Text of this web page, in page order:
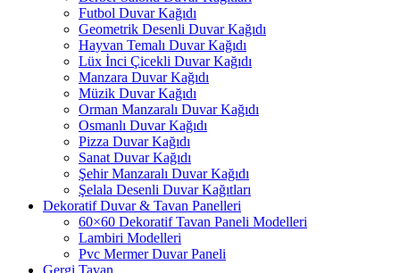
Futbol Duvar Kağıdı
Geometrik Desenli Duvar Kağıdı
Hayvan Temalı Duvar Kağıdı
Lüx İnci Çicekli Duvar Kağıdı
Manzara Duvar Kağıdı
Müzik Duvar Kağıdı
Orman Manzaralı Duvar Kağıdı
Osmanlı Duvar Kağıdı
Pizza Duvar Kağıdı
Sanat Duvar Kağıdı
Şehir Manzaralı Duvar Kağıdı
Şelala Desenli Duvar Kağıtları
Dekoratif Duvar & Tavan Panelleri
60×60 Dekoratif Tavan Paneli Modelleri
Lambiri Modelleri
Pvc Mermer Duvar Paneli
Gergi Tavan